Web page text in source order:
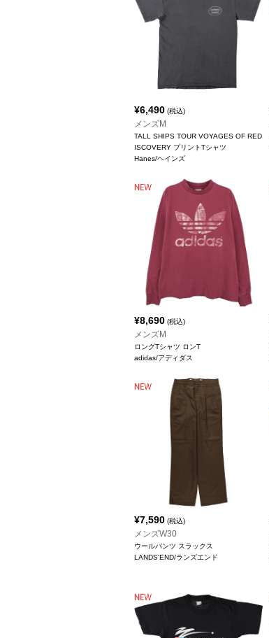
¥6,490 (税込)
メンズM
TALL SHIPS TOUR VOYAGES OF RED
ISCOVERY プリントTシャツ
Hanes/ヘインズ
¥8,690 (税込)
メンズM
ロングTシャツ ロンT
adidas/アディダス
¥7,590 (税込)
メンズW30
ウールパンツ スラックス
LANDS'END/ランズエンド